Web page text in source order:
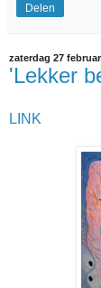
Delen
zaterdag 27
'Lekker
LINK